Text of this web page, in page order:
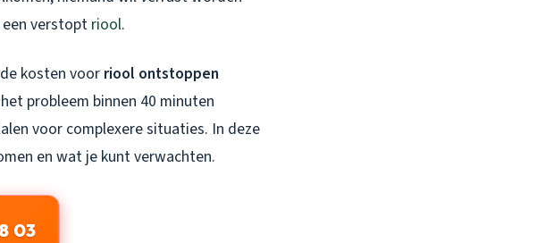
verstoptriool.
kosten voor riool ontstoppen
probleem binnen 40 minuten
voor complexere situaties. In deze
en wat je kunt verwachten.
03